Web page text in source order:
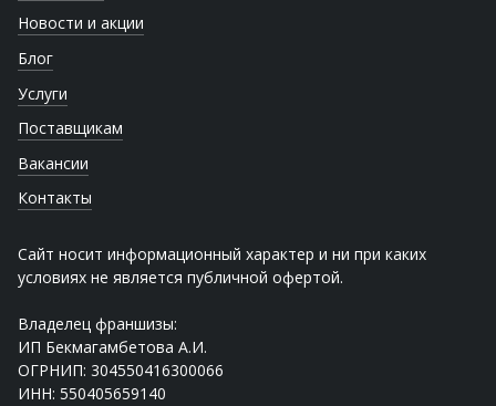
Новости и акции
Блог
Услуги
Поставщикам
Вакансии
Контакты
Сайт носит информационный характер и ни при каких
условиях не является публичной офертой.
Владелец франшизы:
ИП Бекмагамбетова А.И.
ОГРНИП: 304550416300066
ИНН: 550405659140